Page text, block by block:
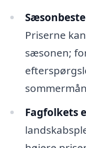
Priserne
sæsonen;
Fagfolkets